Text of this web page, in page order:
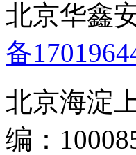
北京华鑫
备
北京海淀
编：